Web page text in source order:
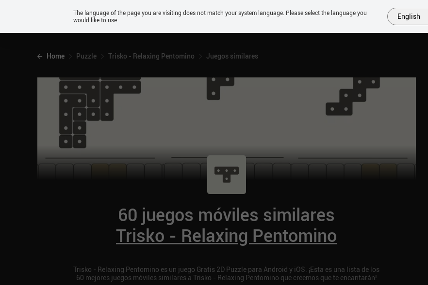
Android
PRÓXIMOS SIMILARES COLECCIONES TOP
Home Puzzle Trisko - Relaxing Pentomino Juegos similares
60 juegos móviles similares
Trisko - Relaxing Pentomino
Trisko - Relaxing Pentomino es un juego Gratis 2D Puzzle para Android y iOS. ¡Esta es una lista de los
60 mejores juegos móviles similares a Trisko - Relaxing Pentomino que creemos que te encantarán!
The language of the page you are visiting does not match your system language. Please select the language you
would like to use.
English